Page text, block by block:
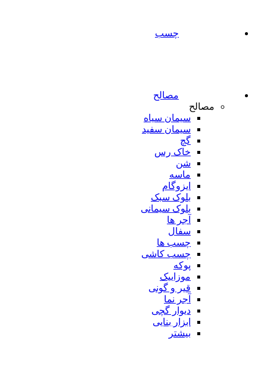
چسب
مصالح
مصالح
سیمان سیاه
سیمان سفید
گچ
خاک رس
شن
ماسه
ایزوگام
بلوک سبک
بلوک سیمانی
آجر ها
سفال
چسب ها
چسب کاشی
پوکه
موزاییک
قیر و گونی
آجر نما
دیوار گچی
ابزار بنایی
بیشتر